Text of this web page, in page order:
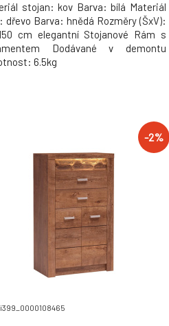
stojan: kov Barva: bílá Materiál
dřevo Barva: hnědá Rozměry (ŠxV):
cm elegantní Stojanové Rám s
Dodávané v demontu
6.5kg
-2%